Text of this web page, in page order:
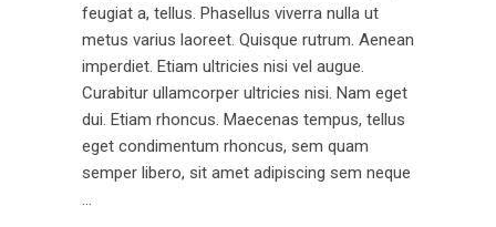
feugiat a, tellus. Phasellus viverra nulla ut
metus varius laoreet. Quisque rutrum. Aenean
imperdiet. Etiam ultricies nisi vel augue.
Curabitur ullamcorper ultricies nisi. Nam eget
dui. Etiam rhoncus. Maecenas tempus, tellus
eget condimentum rhoncus, sem quam
semper libero, sit amet adipiscing sem neque